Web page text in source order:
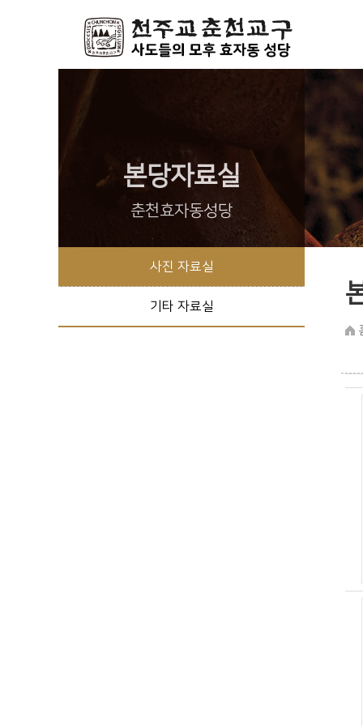
본당자료실
춘천효자동성당
사진 자료실
기타 자료실